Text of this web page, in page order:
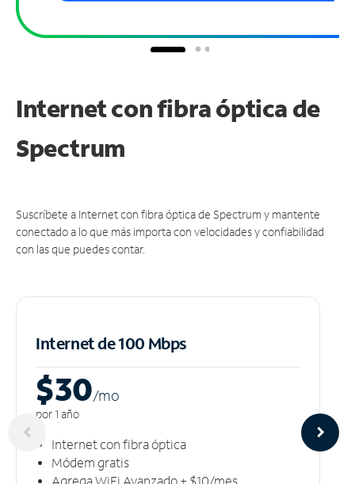
Internet con fibra óptica de
Spectrum
Suscríbete a Internet con fibra óptica de Spectrum y mantente
conectado a lo que más importa con velocidades y confiabilidad
con las que puedes contar.
Internet de 100 Mbps
$30/mo
por 1 año
Internet con fibra óptica
Módem gratis
Agrega WiFi Avanzado + $10/mes